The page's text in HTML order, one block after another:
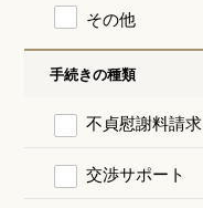
その他
手続きの種類
不貞慰謝料請求
交渉サポート